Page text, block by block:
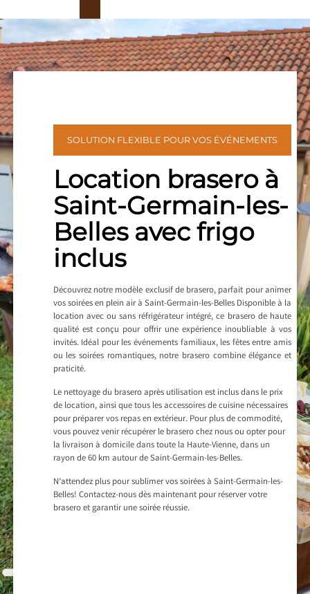
SOLUTION FLEXIBLE POUR VOS ÉVÉNEMENTS
Location brasero à
Saint-Germain-les-
Belles avec frigo
inclus
Découvrez notre modèle exclusif de brasero, parfait pour animer
vos soirées en plein air à Saint-Germain-les-Belles Disponible à la
location avec ou sans réfrigérateur intégré, ce brasero de haute
qualité est conçu pour offrir une expérience inoubliable à vos
invités. Idéal pour les événements familiaux, les fêtes entre amis
ou les soirées romantiques, notre brasero combine élégance et
praticité.
Le nettoyage du brasero après utilisation est inclus dans le prix
de location, ainsi que tous les accessoires de cuisine nécessaires
pour préparer vos repas en extérieur. Pour plus de commodité,
vous pouvez venir récupérer le brasero chez nous ou opter pour
la livraison à domicile dans toute la Haute-Vienne, dans un
rayon de 60 km autour de Saint-Germain-les-Belles.
N’attendez plus pour sublimer vos soirées à Saint-Germain-les-
Belles! Contactez-nous dès maintenant pour réserver votre
brasero et garantir une soirée réussie.